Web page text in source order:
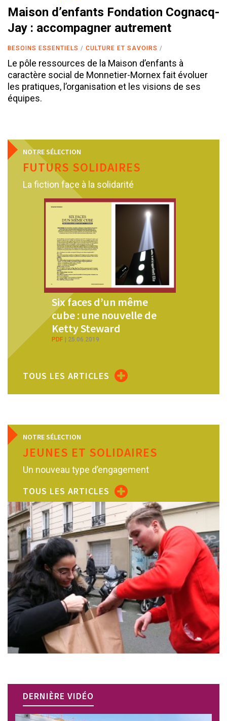
Maison d’enfants Fondation Cognacq-
Jay : accompagner autrement
BESOINS ESSENTIELS CULTURE ET SAVOIRS
Le pôle ressources de la Maison d’enfants à
caractère social de Monnetier-Mornex fait évoluer
les pratiques, l’organisation et les visions de ses
équipes.
NOTRE SÉLECTION
FUTURS SOLIDAIRES
La fiction face à la solidarité
Six faces d’un même
cube : une nouvelle de
Ketty Steward
PDF 25.06.2019
TOUS LES ARTICLES
NOTRE SÉLECTION
JEUNES ET SOLIDAIRES
Un nouveau type d’engagement
TOUS LES ARTICLES
DERNIÈRE VIDÉO